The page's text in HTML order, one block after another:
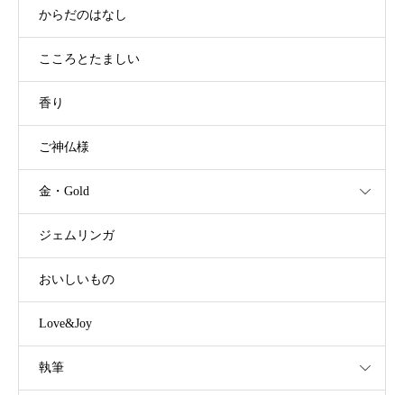
からだのはなし
こころとたましい
香り
ご神仏様
金・Gold
ジェムリンガ
おいしいもの
Love&Joy
執筆